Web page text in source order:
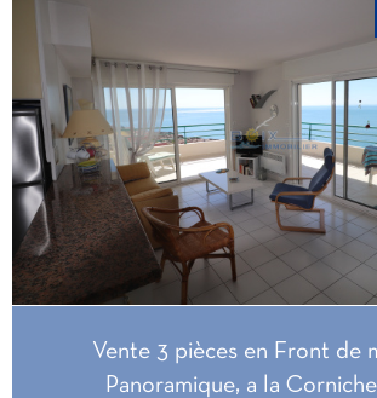
Vente 3 pièces en Front de
Panoramique, a la